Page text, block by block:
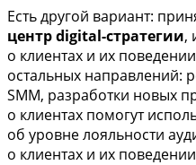
Есть другой вариант:
центр digital-стратегии,
о клиентах и их
остальных направлений:
SMM, разработки новых
о клиентах помогут
об уровне лояльности
о клиентах и их